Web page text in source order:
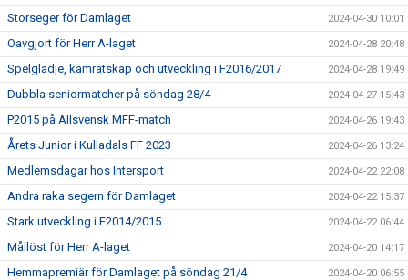
Storseger för Damlaget 2024-04-30 10:01
Oavgjort för Herr A-laget 2024-04-28 20:48
Spelglädje, kamratskap och utveckling i F2016/2017 2024-04-28 19:49
Dubbla seniormatcher på söndag 28/4 2024-04-27 15:43
P2015 på Allsvensk MFF-match 2024-04-26 19:43
Årets Junior i Kulladals FF 2023 2024-04-26 13:24
Medlemsdagar hos Intersport 2024-04-22 22:08
Andra raka segern för Damlaget 2024-04-22 15:37
Stark utveckling i F2014/2015 2024-04-22 06:44
Mållöst för Herr A-laget 2024-04-20 14:17
Hemmapremiär för Damlaget på söndag 21/4 2024-04-20 06:55